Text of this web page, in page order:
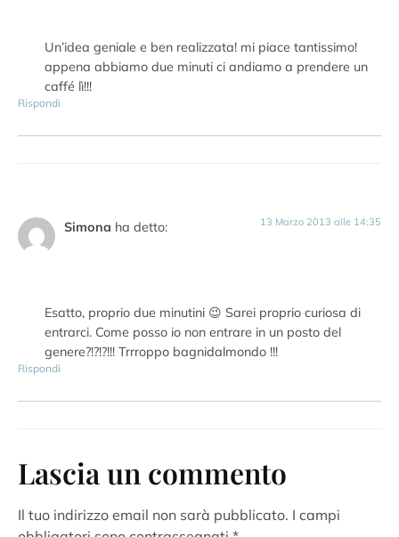
Un’idea geniale e ben realizzata! mi piace tantissimo!
appena abbiamo due minuti ci andiamo a prendere un
caffé lì!!!
Rispondi
Simona ha detto: 13 Marzo 2013 alle 14:35
Esatto, proprio due minutini 😉 Sarei proprio curiosa di
entrarci. Come posso io non entrare in un posto del
genere?!?!?!!! Trrroppo bagnidalmondo !!!
Rispondi
Lascia un commento
Il tuo indirizzo email non sarà pubblicato. I campi